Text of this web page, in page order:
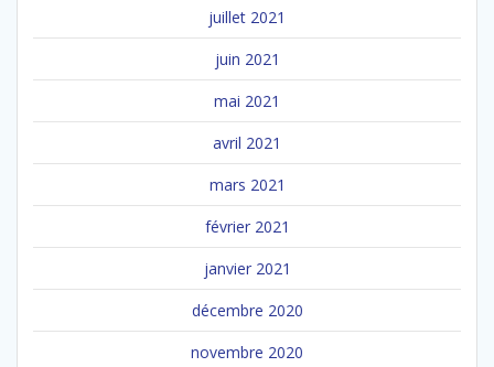
juillet 2021
juin 2021
mai 2021
avril 2021
mars 2021
février 2021
janvier 2021
décembre 2020
novembre 2020